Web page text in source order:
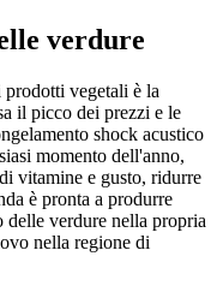
verdure
vegetali è la
il picco dei prezzi e le
shock acustico
momento dell'anno,
vitamine e gusto, ridurre
è pronta a produrre
delle verdure nella propria
nella regione di